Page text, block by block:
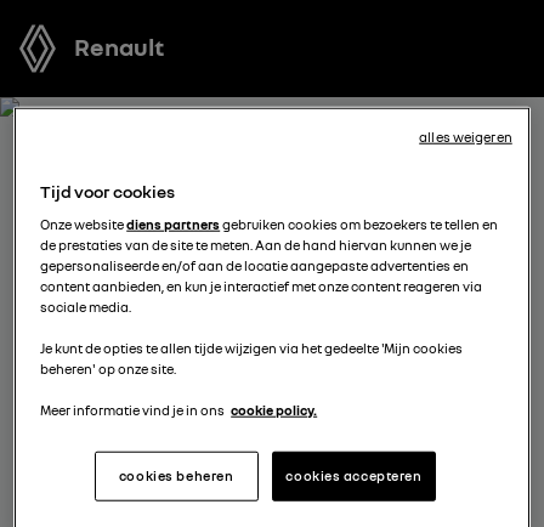
Renault
BOEK EEN TESTRIT MET
MASTER
Welk voertuig past het best bij u? Voordat u een keuze
maakt, kunt u een gratis proefrit met een van onze
modellen boeken.
Tijd voor cookies
Onze websitediens partnersgebruiken cookies om bezoekers te tellen en
de prestaties van de site te meten. Aan de hand hiervan kunnen we je
gepersonaliseerde en/of aan de locatie aangepaste advertenties en
content aanbieden, en kun je interactief met onze content reageren via
sociale media.
Je kunt de opties te allen tijde wijzigen via het gedeelte 'Mijn cookies
beheren' op onze site.
Meer informatie vind je in ons cookie policy.
cookies accepteren
cookies beheren
alles weigeren